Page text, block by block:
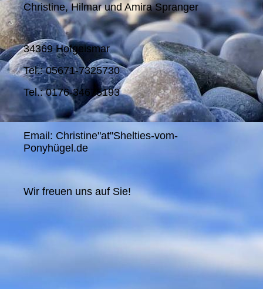
Christine, Hilmar und Amira Spranger
34369 Hofgeismar
Tel.: 05671-7325730
Tel.: 0176-34675193
Email: Christine"at"Shelties-vom-
Ponyhügel.de
Wir freuen uns auf Sie!